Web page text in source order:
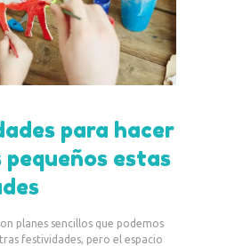
para hacer
pequeños estas
planes sencillos que podemos
festividades, pero el espacio